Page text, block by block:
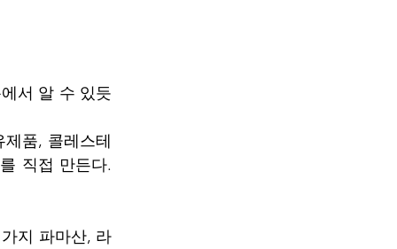
서 알 수 있듯
품, 콜레스테
직접 만든다.
지 파마산, 라